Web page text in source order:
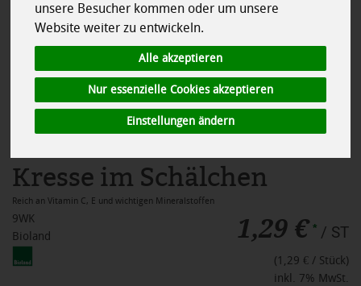
unsere Besucher kommen oder um unsere
Website weiter zu entwickeln.
Alle akzeptieren
Nur essenzielle Cookies akzeptieren
Einstellungen ändern
Kresse im Schälchen
Reich an Vitamin C, E und wichtigen Mineralstoffen
9WK
Bioland
1,29 € * / ST
(1,29 € / Stück)
inkl. 7% MwSt.